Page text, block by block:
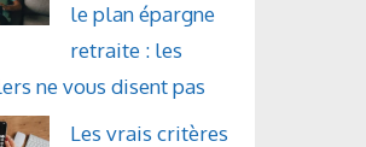
le plan épargne
retraite : les
ne vous disent pas
Les vrais critères